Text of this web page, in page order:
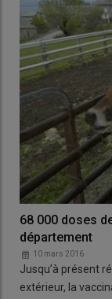
68 000 doses
département
10 mars 2016
Jusqu’à présent
extérieur, la